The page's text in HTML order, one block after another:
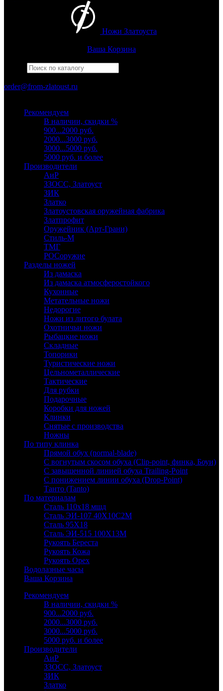
Ножи Златоуста
Ваша Корзина
order@from-zlatoust.ru
Рекомендуем
В наличии, скидки %
900...2000 руб.
2000...3000 руб.
3000...5000 руб.
5000 руб. и более
Производители
АиР
ЗЗОСС, Златоуст
ЗИК
Златко
Златоустовская оружейная фабрика
Златпрофит
Оружейник (Арт-Грани)
Стиль-М
ТМГ
РОСоружие
Разделы ножей
Из дамаска
Из дамаска атмосферостойкого
Кухонные
Метательные ножи
Недорогие
Ножи из литого булата
Охотничьи ножи
Рыбацкие ножи
Складные
Топорики
Туристические ножи
Цельнометаллические
Тактические
Для рубки
Подарочные
Коробки для ножей
Клинки
Снятые с производства
Ножны
По типу клинка
Прямой обух (normal-blade)
С вогнутым скосом обуха (Clip-point, финка, Боуи)
С завышенной линией обуха Trailing-Point
С понижением линии обуха (Drop-Point)
Танто (Tanto)
По материалам
Сталь 110х18 мшд
Сталь ЭИ-107 40Х10С2М
Сталь 95Х18
Сталь ЭИ-515 100Х13М
Рукоять Береста
Рукоять Кожа
Рукоять Орех
Водолазные часы
Ваша Корзина
Рекомендуем
В наличии, скидки %
900...2000 руб.
2000...3000 руб.
3000...5000 руб.
5000 руб. и более
Производители
АиР
ЗЗОСС, Златоуст
ЗИК
Златко